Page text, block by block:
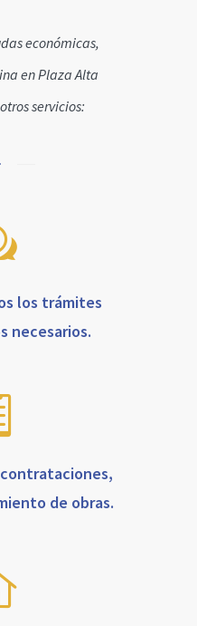
económicas,
en Plaza Alta
servicios:
los trámites
necesarios.
de obras.